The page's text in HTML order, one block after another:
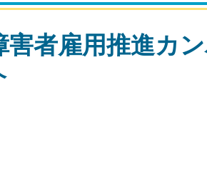
害者雇用推進カ